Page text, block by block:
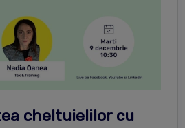
cheltuielilor cu